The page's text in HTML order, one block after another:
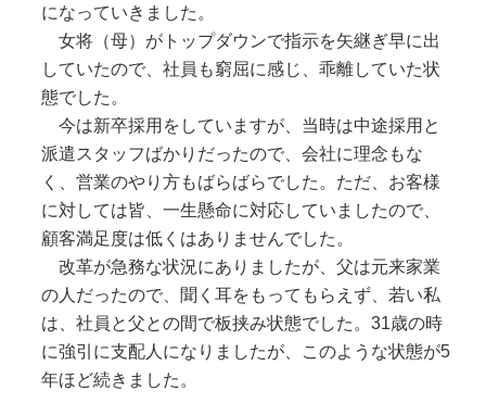
になっていきました。
女将（母）がトップダウンで指示を矢継ぎ早に出
していたので、社員も窮屈に感じ、乖離していた状
態でした。
今は新卒採用をしていますが、当時は中途採用と
派遣スタッフばかりだったので、会社に理念もな
く、営業のやり方もばらばらでした。ただ、お客様
に対しては皆、一生懸命に対応していましたので、
顧客満足度は低くはありませんでした。
改革が急務な状況にありましたが、父は元来家業
の人だったので、聞く耳をもってもらえず、若い私
は、社員と父との間で板挟み状態でした。31歳の時
に強引に支配人になりましたが、このような状態が5
年ほど続きました。